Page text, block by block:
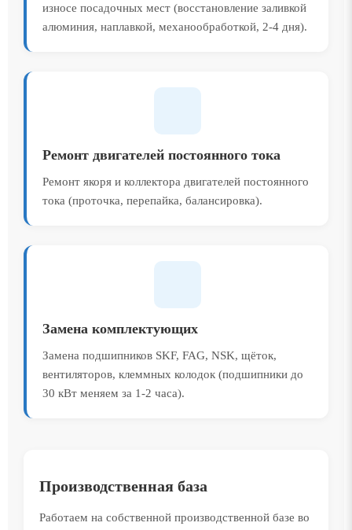
износе посадочных мест (восстановление заливкой
алюминия, наплавкой, механообработкой, 2-4 дня).
Ремонт двигателей постоянного тока
Ремонт якоря и коллектора двигателей постоянного
тока (проточка, перепайка, балансировка).
Замена комплектующих
Замена подшипников SKF, FAG, NSK, щёток,
вентиляторов, клеммных колодок (подшипники до
30 кВт меняем за 1-2 часа).
Производственная база
Работаем на собственной производственной базе во